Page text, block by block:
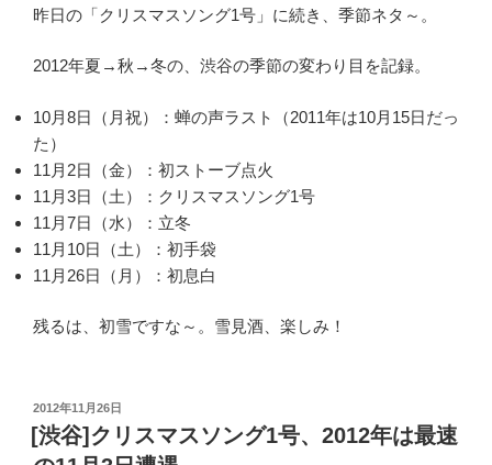
昨日の「クリスマスソング1号」に続き、季節ネタ～。
2012年夏→秋→冬の、渋谷の季節の変わり目を記録。
10月8日（月祝）：蝉の声ラスト（2011年は10月15日だっ
た）
11月2日（金）：初ストーブ点火
11月3日（土）：クリスマスソング1号
11月7日（水）：立冬
11月10日（土）：初手袋
11月26日（月）：初息白
残るは、初雪ですな～。雪見酒、楽しみ！
投
稿
日:
2012年11月26日
[渋谷]クリスマスソング1号、2012年は最速